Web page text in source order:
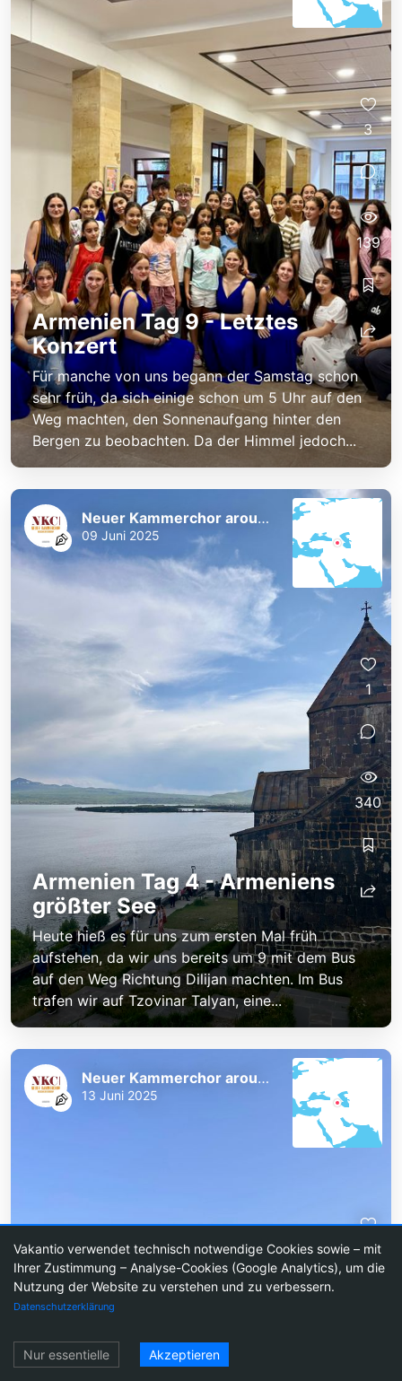
Armenien Tag 9 - Letztes
Konzert
Für manche von uns begann der Samstag schon
sehr früh, da sich einige schon um 5 Uhr auf den
Weg machten, den Sonnenaufgang hinter den
Bergen zu beobachten. Da der Himmel jedoch...
3
139
Armenien Tag 4 - Armeniens
größter See
Heute hieß es für uns zum ersten Mal früh
aufstehen, da wir uns bereits um 9 mit dem Bus
auf den Weg Richtung Dilijan machten. Im Bus
trafen wir auf Tzovinar Talyan, eine...
Neuer Kammerchor around the World
09 Juni 2025
1
340
Neuer Kammerchor around the World
13 Juni 2025
1
Vakantio verwendet technisch notwendige Cookies sowie – mit
Ihrer Zustimmung – Analyse-Cookies (Google Analytics), um die
Nutzung der Website zu verstehen und zu verbessern.
Datenschutzerklärung
Nur essentielle Akzeptieren